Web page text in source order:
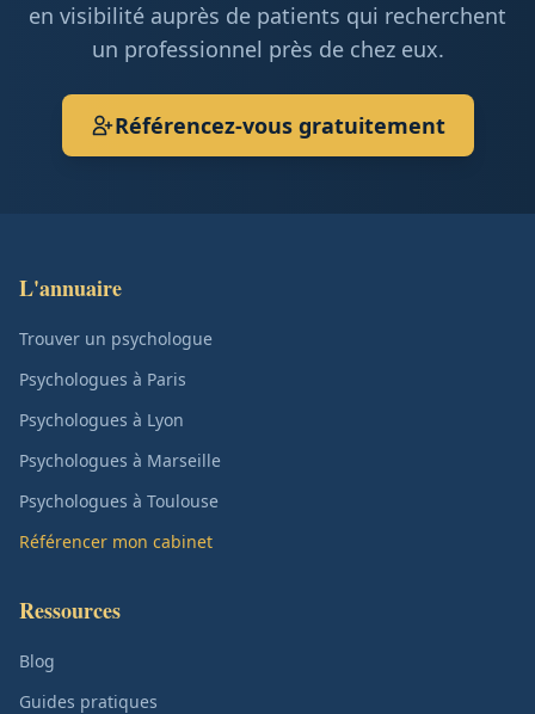
en visibilité auprès de patients qui recherchent
un professionnel près de chez eux.
Référencez-vous gratuitement
L'annuaire
Trouver un psychologue
Psychologues à Paris
Psychologues à Lyon
Psychologues à Marseille
Psychologues à Toulouse
Référencer mon cabinet
Ressources
Blog
Guides pratiques